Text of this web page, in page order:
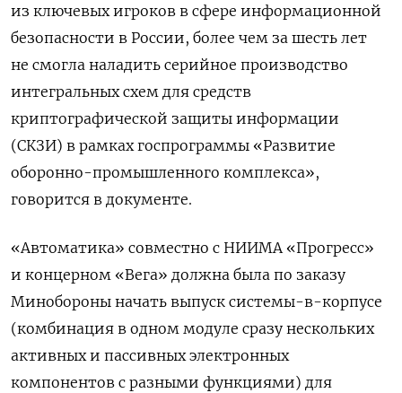
из ключевых игроков в сфере информационной
безопасности в России, более чем за шесть лет
не смогла наладить серийное производство
интегральных схем для средств
криптографической защиты информации
(СКЗИ) в рамках госпрограммы «Развитие
оборонно-промышленного комплекса»,
говорится в документе.
«Автоматика» совместно с НИИМА «Прогресс»
и концерном «Вега» должна была по заказу
Минобороны начать выпуск системы-в-корпусе
(комбинация в одном модуле сразу нескольких
активных и пассивных электронных
компонентов с разными функциями) для